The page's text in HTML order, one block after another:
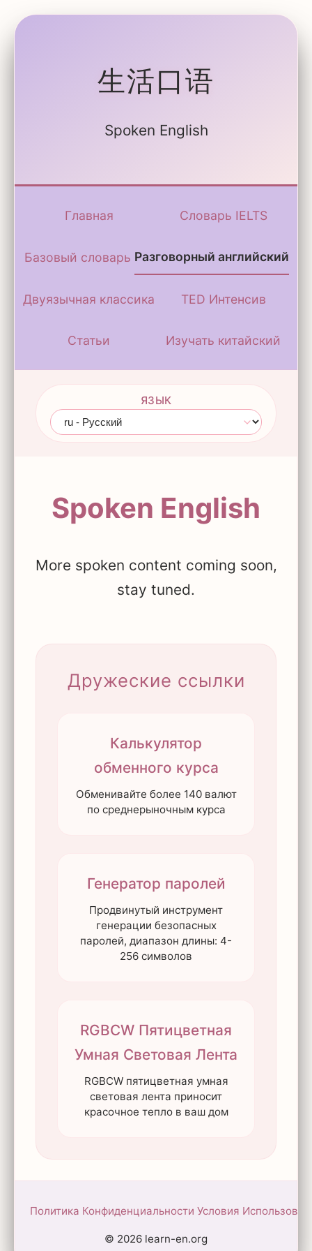
生活口语
Spoken English
Главная Словарь IELTS
Базовый словарь Разговорный английский
Двуязычная классика TED Интенсив
Статьи Изучать китайский
ЯЗЫК
Spoken English
More spoken content coming soon,
stay tuned.
Дружеские ссылки
Калькулятор
обменного курса
Обменивайте более 140 валют
по среднерыночным курса
Генератор паролей
Продвинутый инструмент
генерации безопасных
паролей, диапазон длины: 4-
256 символов
RGBCW Пятицветная
Умная Световая Лента
RGBCW пятицветная умная
световая лента приносит
красочное тепло в ваш дом
Политика Конфиденциальности Условия
© 2026 learn-en.org